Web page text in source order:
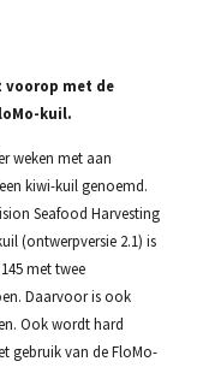
voorop met de
kuil.
weken met aan
kiwi-kuil genoemd.
Seafood Harvesting
(ontwerpversie 2.1) is
met twee
Daarvoor is ook
Ook wordt hard
gebruik van de FloMo-